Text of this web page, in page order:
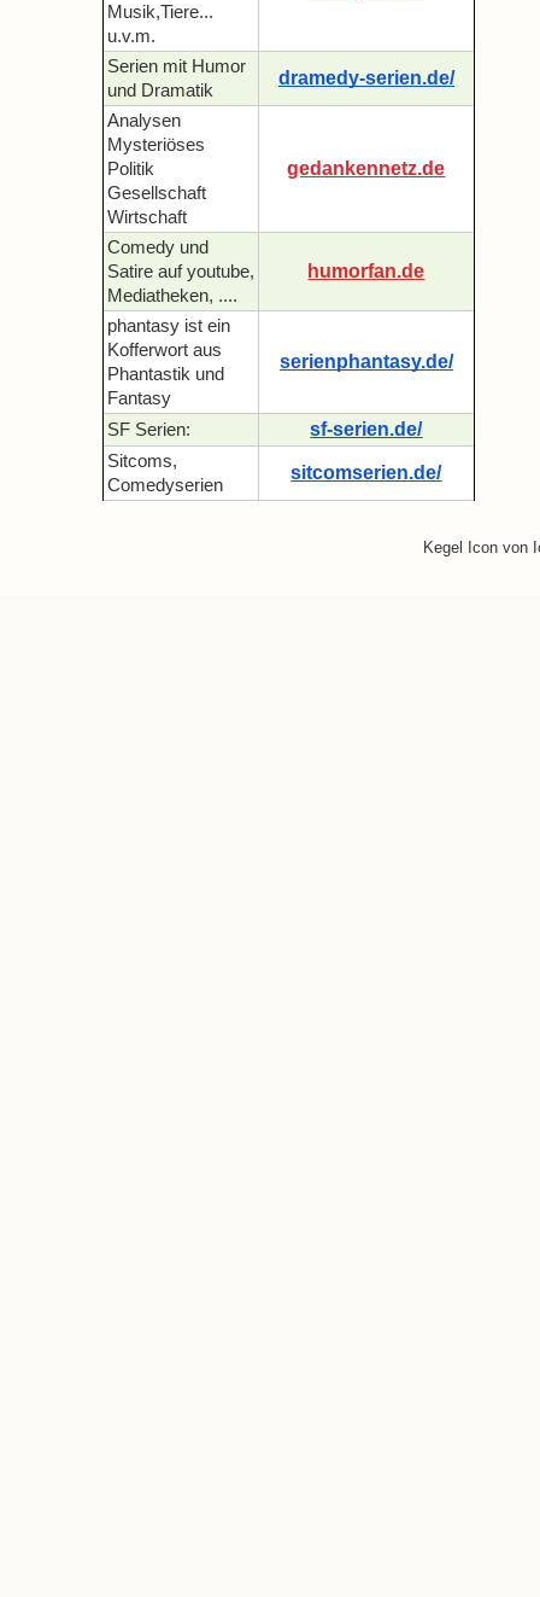
Musik,Tiere...
u.v.m.
Serien mit Humor
und Dramatik
dramedy-serien.de/
Analysen
Mysteriöses
Politik
Gesellschaft
Wirtschaft
gedankennetz.de
Comedy und
Satire auf youtube,
Mediatheken, ....
humorfan.de
phantasy ist ein
Kofferwort aus
Phantastik und
Fantasy
serienphantasy.de/
SF Serien: sf-serien.de/
Sitcoms,
Comedyserien
sitcomserien.de/
Kegel Icon von